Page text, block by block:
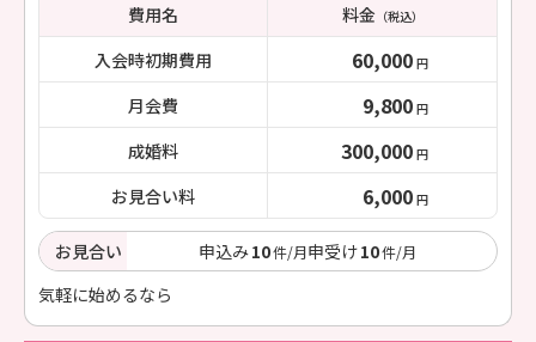
費用名 料金（税込）
入会時初期費用 60,000 円
月会費 9,800 円
成婚料 300,000 円
お見合い料 6,000 円
お見合い 申込み10件/月申受け10件/月
気軽に始めるなら